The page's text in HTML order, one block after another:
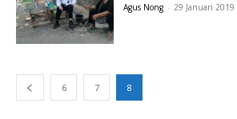
Agus Nong - 29 Januari 2019
6 7 8